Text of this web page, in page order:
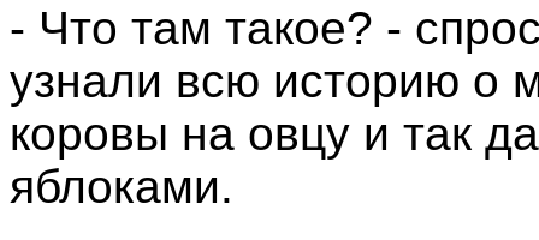
- Что там такое? -
узнали всю историю о
коровы на овцу и так
яблоками.